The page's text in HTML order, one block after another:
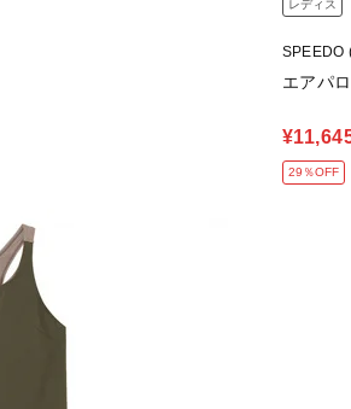
レディス
SPEEDO
エアパ
29％OFF